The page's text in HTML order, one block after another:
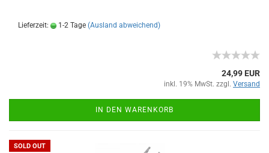
Lieferzeit: 1-2 Tage (Ausland abweichend)
24,99 EUR
inkl. 19% MwSt. zzgl. Versand
IN DEN WARENKORB
SOLD OUT